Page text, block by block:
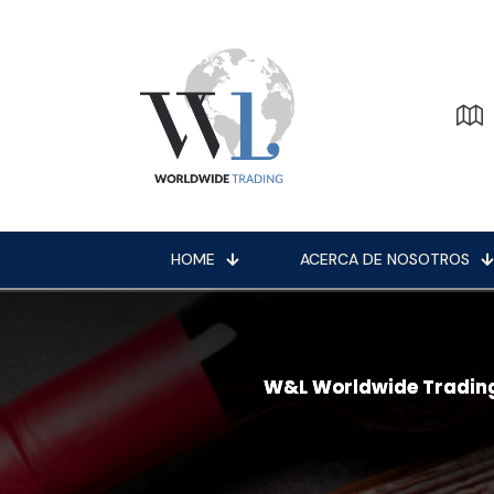
HOME ACERCA DE NOSOTROS
W&L Worldwide
W&L Worldwide